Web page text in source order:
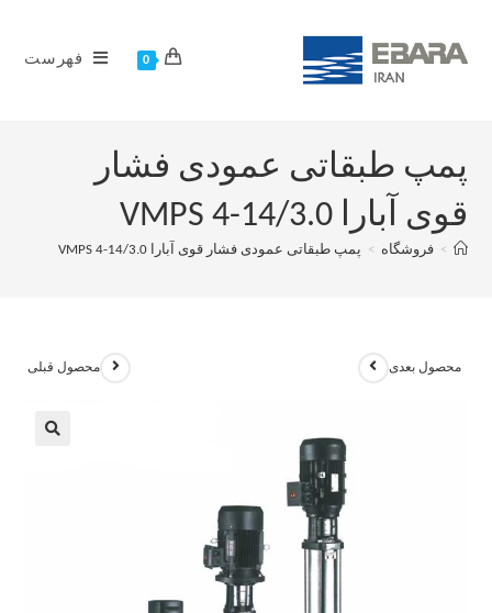
0 فهرست
پمپ طبقاتی عمودی فشار
قوی آبارا VMPS 4-14/3.0
> فروشگاه > پمپ طبقاتی عمودی فشار قوی آبارا VMPS 4-14/3.0
محصول قبلی محصول بعدی